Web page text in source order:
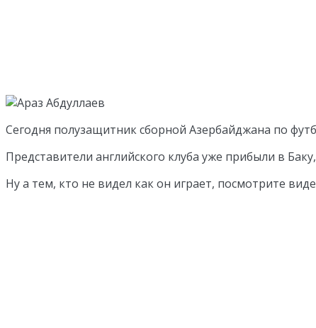
Сегодня полузащитник сборной Азербайджана по
Представители английского клуба уже прибыли в
Ну а тем, кто не видел как он играет, посмотрите